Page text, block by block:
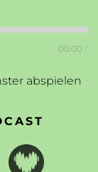
00:00 /
abspielen